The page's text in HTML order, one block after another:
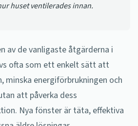
huset ventilerades innan.
av de vanligaste åtgärderna i
ofta som ett enkelt sätt att
energiförbrukningen och
att påverka dess
Nya fönster är täta, effektiva